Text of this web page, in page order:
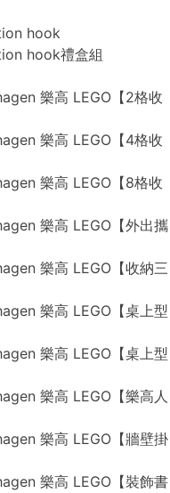
hook
hook禮盒組
樂高 LEGO【2格收
樂高 LEGO【4格收
樂高 LEGO【8格收
樂高 LEGO【外出攜
樂高 LEGO【收納三
樂高 LEGO【桌上型
樂高 LEGO【桌上型
樂高 LEGO【樂高人
樂高 LEGO【牆壁掛
樂高 LEGO【裝飾書